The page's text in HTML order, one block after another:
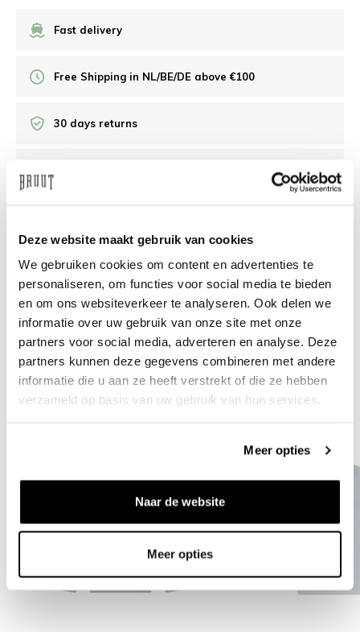
Deze website maakt gebruik van cookies
We gebruiken cookies om content en advertenties te
personaliseren, om functies voor social media te bieden
en om ons websiteverkeer te analyseren. Ook delen we
informatie over uw gebruik van onze site met onze
partners voor social media, adverteren en analyse. Deze
partners kunnen deze gegevens combineren met andere
informatie die u aan ze heeft verstrekt of die ze hebben
verzameld op basis van uw gebruik van hun services.
Meer opties
Naar de website
Meer opties
Fast delivery
Free Shipping in NL/BE/DE above €100
30 days returns
Need help?We're glad to help
info@bruut.nl Live chat Whatsapp
About this product
Shipment and returns
Related products